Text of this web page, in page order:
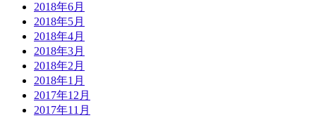
2018年6月
2018年5月
2018年4月
2018年3月
2018年2月
2018年1月
2017年12月
2017年11月